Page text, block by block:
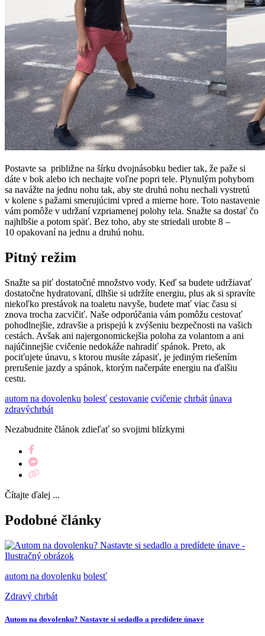
Postavte sa približne na šírku dvojnásobku bedier tak, že paže si
dáte v bok alebo ich nechajte voľne popri tele. Plynulým pohybom
sa navážte na jednu nohu tak, aby ste druhú nohu nechali vystretú
v kolene s pažami smerujúcimi vpred a mierne hore. Toto nastavenie
vám pomôže v udržaní vzpriamenej polohy tela. Snažte sa dostať čo
najhlbšie a potom späť. Bez toho, aby ste striedali urobte 8 –
10 opakovaní na jednu a druhú nohu.
Pitný režim
Snažte sa piť dostatočné množstvo vody. Keď sa budete udržiavať
dostatočne hydratovaní, dlhšie si udržíte energiu, plus ak si spravíte
niekoľko prestávok na toaletu navyše, budete mať viac času si
znova trocha zacvičiť. Naše odporúčania vám pomôžu cestovať
pohodlnejšie, zdravšie a prispejú k zvýšeniu bezpečnosti na vašich
cestách. Avšak ani najergonomickejšia poloha za volantom a ani
najúčinnejšie cvičenie nedokáže nahradiť spánok. Preto, ak
pociťujete únavu, s ktorou musíte zápasiť, je jediným riešením
prerušenie jazdy a spánok, ktorým načerpáte energiu na ďalšiu
cestu.
autom na dovolenku bolesť cestovanie cvičenie chrbát únava
zdravýchrbát
Nezabudnite článok zdieľať so svojimi blízkymi
Čítajte ďalej ...
Podobné články
autom na dovolenku bolesť
Zdravý chrbát
Autom na dovolenku? Nastavte si sedadlo a predídete únave